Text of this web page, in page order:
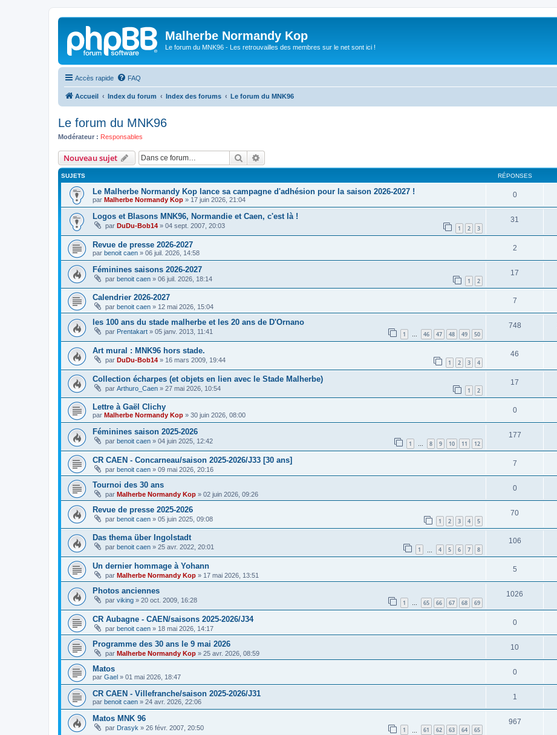
Malherbe Normandy Kop
Le forum du MNK96 - Les retrouvailles des membres sur le net sont ici !
Accès rapide FAQ
Accueil Index du forum Index des forums Le forum du MNK96
Le forum du MNK96
Modérateur : Responsables
Nouveau sujet Rechercher
SUJETS RÉPONSES
Le Malherbe Normandy Kop lance sa campagne d'adhésion pour la saison 2026-2027 !
par Malherbe Normandy Kop » 17 juin 2026, 21:04
0
Logos et Blasons MNK96, Normandie et Caen, c'est là !
par DuDu-Bob14 » 04 sept. 2007, 20:03 1 2 3
31
Revue de presse 2026-2027
par benoit caen » 06 juil. 2026, 14:58
2
Féminines saisons 2026-2027
par benoit caen » 06 juil. 2026, 18:14 1 2
17
Calendrier 2026-2027
par benoit caen » 12 mai 2026, 15:04
7
les 100 ans du stade malherbe et les 20 ans de D'Ornano
par Prentakart » 05 janv. 2013, 11:41 1 … 46 47 48 49 50
748
Art mural : MNK96 hors stade.
par DuDu-Bob14 » 16 mars 2009, 19:44 1 2 3 4
46
Collection écharpes (et objets en lien avec le Stade Malherbe)
par Arthuro_Caen » 27 mai 2026, 10:54 1 2
17
Lettre à Gaël Clichy
par Malherbe Normandy Kop » 30 juin 2026, 08:00
0
Féminines saison 2025-2026
par benoit caen » 04 juin 2025, 12:42 1 … 8 9 10 11 12
177
CR CAEN - Concarneau/saison 2025-2026/J33 [30 ans]
par benoit caen » 09 mai 2026, 20:16
7
Tournoi des 30 ans
par Malherbe Normandy Kop » 02 juin 2026, 09:26
0
Revue de presse 2025-2026
par benoit caen » 05 juin 2025, 09:08 1 2 3 4 5
70
Das thema über Ingolstadt
par benoit caen » 25 avr. 2022, 20:01 1 4 5 6 7 8
106
Un dernier hommage à Yohann
par Malherbe Normandy Kop » 17 mai 2026, 13:51
5
Photos anciennes
par viking » 20 oct. 2009, 16:28 1 … 65 66 67 68 69
1026
CR Aubagne - CAEN/saisons 2025-2026/J34
par benoit caen » 18 mai 2026, 14:17
0
Programme des 30 ans le 9 mai 2026
par Malherbe Normandy Kop » 25 avr. 2026, 08:59
10
Matos
par Gael » 01 mai 2026, 18:47
0
CR CAEN - Villefranche/saison 2025-2026/J31
par benoit caen » 24 avr. 2026, 22:06
1
Matos MNK 96
par Drasyk » 26 févr. 2007, 20:50 1 61 62 63 64 65
967